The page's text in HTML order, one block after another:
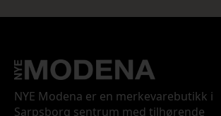
NYE Modena er en merkevarebutikk i
Sarpsborg sentrum med tilhørende